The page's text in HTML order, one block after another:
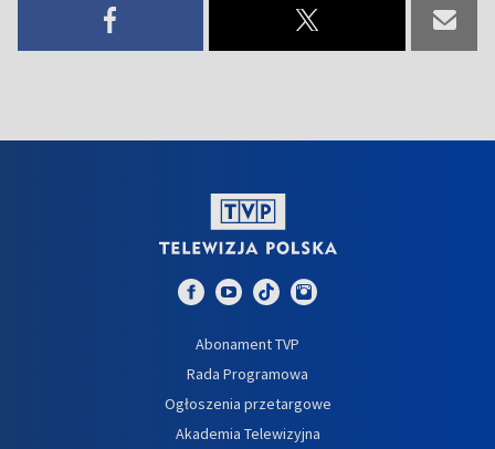
Abonament TVP
Rada Programowa
Ogłoszenia przetargowe
Akademia Telewizyjna